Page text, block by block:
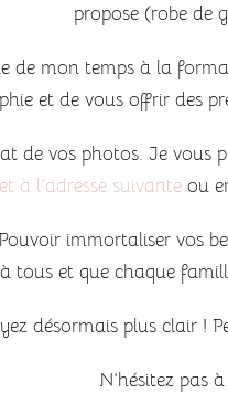
propose (robe de
de mon temps à la
et de vous offrir des
de vos photos. Je
à l’adresse suivante ou
immortaliser vos
tous et que chaque
désormais plus clair
N’hésitez pas à